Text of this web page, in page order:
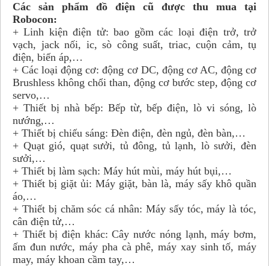
Các sản phẩm đồ điện cũ được thu mua tại
Robocon:
+ Linh kiện điện tử: bao gồm các loại điện trở, trở
vạch, jack nối, ic, sò công suất, triac, cuộn cảm, tụ
điện, biến áp,…
+ Các loại động cơ: động cơ DC, động cơ AC, động cơ
Brushless không chổi than, động cơ bước step, động cơ
servo,…
+ Thiết bị nhà bếp: Bếp từ, bếp điện, lò vi sóng, lò
nướng,…
+ Thiết bị chiếu sáng: Đèn điện, đèn ngủ, đèn bàn,…
+ Quạt gió, quạt sưởi, tủ đông, tủ lạnh, lò sưởi, đèn
sưởi,…
+ Thiết bị làm sạch: Máy hút mùi, máy hút bụi,…
+ Thiết bị giặt ủi: Máy giặt, bàn là, máy sấy khô quần
áo,…
+ Thiết bị chăm sóc cá nhân: Máy sấy tóc, máy là tóc,
cân điện tử,…
+ Thiết bị điện khác: Cây nước nóng lạnh, máy bơm,
ấm đun nước, máy pha cà phê, máy xay sinh tố, máy
may, máy khoan cầm tay,…